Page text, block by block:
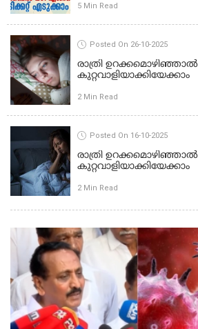
5 Min Read
Posted On 26-10-2025
രാത്രി
കുറ്റവാളിയാക്കിയേക്കാം
2 Min Read
Posted On 16-10-2025
രാത്രി
കുറ്റവാളിയാക്കിയേക്കാം
2 Min Read